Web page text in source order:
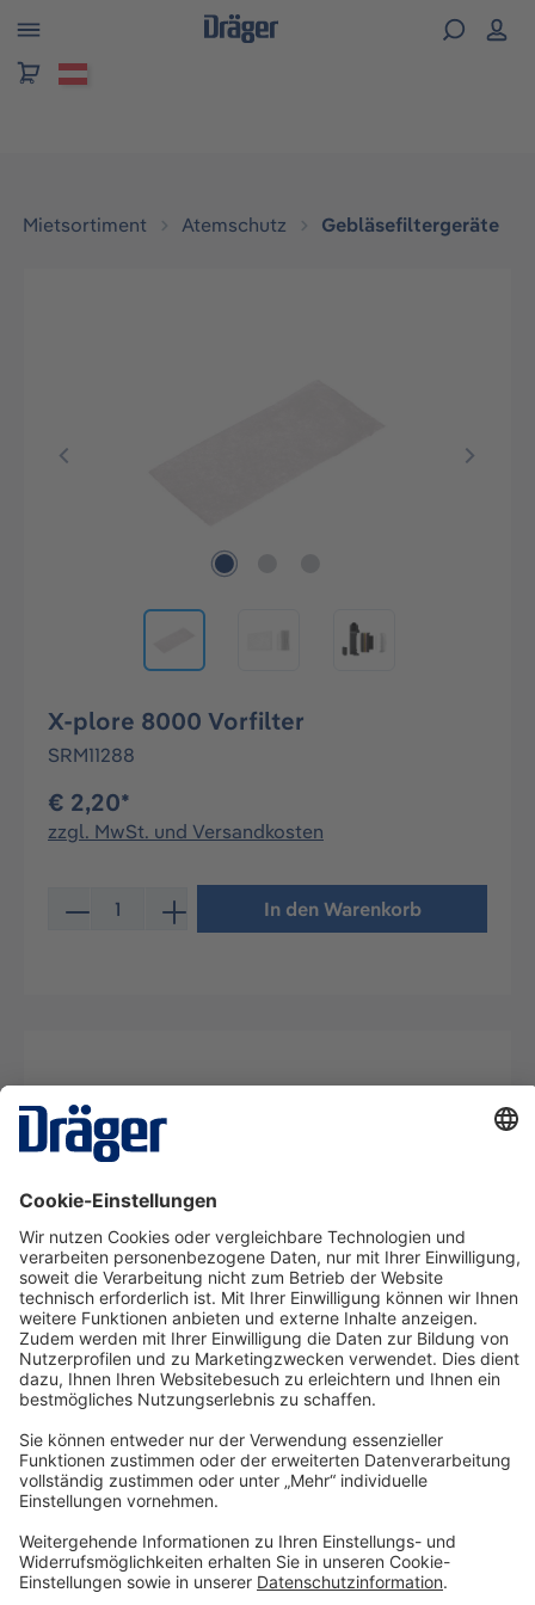
springen
Mietsortiment Atemschutz Gebläsefiltergeräte
X-plore 8000 Vorfilter
SRM11288
€ 2,20*
zzgl. MwSt. und Versandkosten
Produkt Anzahl: Gib den gewünschten Wert ein oder
In den Warenkorb
Beschreibung
X-plore 8000 Vorfilter Dräger X-plore 8000
8000 Gebläsefiltergeräte. De…
Technologyfor Life
Service-Hotline
Shop Service